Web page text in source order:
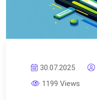
30.07.2025
1199 Views